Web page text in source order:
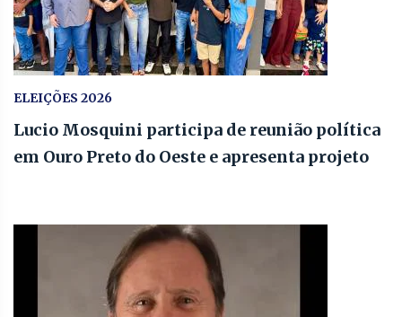
ELEIÇÕES 2026
Lucio Mosquini participa de reunião política
em Ouro Preto do Oeste e apresenta projeto